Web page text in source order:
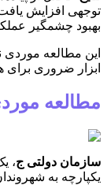
توجهی افزایش
بهبود چشمگیر
این مطالعه
ابزار ضروری
مطالعه موردی 3 یک سازمان دولتی با تلفن گویا
سازمان دولتی ج،
یکپارچه به